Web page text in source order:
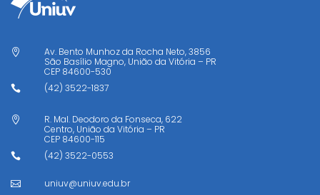

Av. Bento Munhoz da Rocha Neto, 3856
São Basílio Magno, União da Vitória – PR
CEP 84600-530
 (42) 3522-1837

R. Mal. Deodoro da Fonseca, 622
Centro, União da Vitória – PR
CEP 84600-115
 (42) 3522-0553
 uniuv@uniuv.edu.br